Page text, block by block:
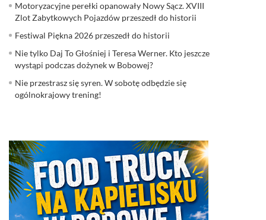
Motoryzacyjne perełki opanowały Nowy Sącz. XVIII
Zlot Zabytkowych Pojazdów przeszedł do historii
Festiwal Piękna 2026 przeszedł do historii
Nie tylko Daj To Głośniej i Teresa Werner. Kto jeszcze
wystąpi podczas dożynek w Bobowej?
Nie przestrasz się syren. W sobotę odbędzie się
ogólnokrajowy trening!